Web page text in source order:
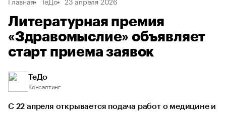
Литературная премия
«Здравомыслие» объявляет
старт приема заявок
ТеДо
Консалтинг
С 22 апреля открывается подача работ о медицине и